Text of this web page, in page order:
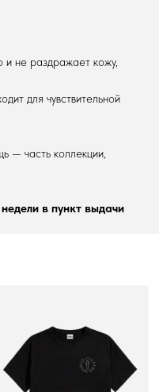
не раздражает кожу ,
для чувствительной
— часть коллекции,
в пункт выдачи